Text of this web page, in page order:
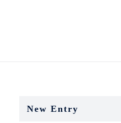
New Entry